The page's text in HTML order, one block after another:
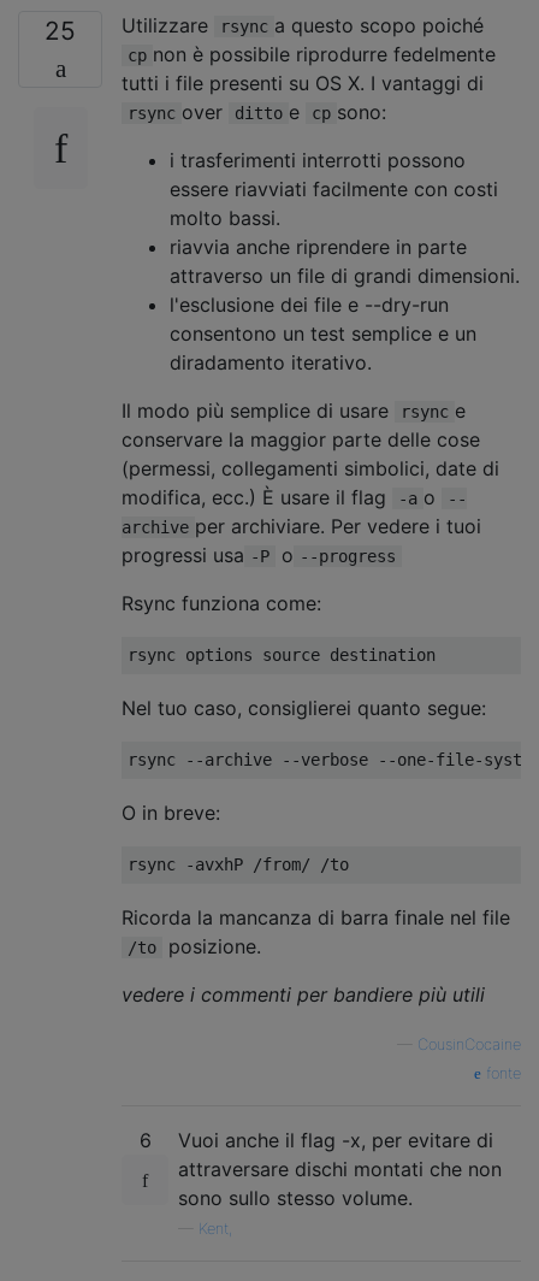
25 Utilizzare rsync a questo scopo poiché
cp non è possibile riprodurre fedelmente
tutti i file presenti su OS X. I vantaggi di
rsync over ditto e cp sono:
i trasferimenti interrotti possono
essere riavviati facilmente con costi
molto bassi.
riavvia anche riprendere in parte
attraverso un file di grandi dimensioni.
l'esclusione dei file e --dry-run
consentono un test semplice e un
diradamento iterativo.
Il modo più semplice di usare
rsync e
conservare la maggior parte delle cose
(permessi, collegamenti simbolici, date di
modifica, ecc.) È usare il flag
-a o
--
archive per archiviare. Per vedere i tuoi
progressi usa -P o --progress
Rsync funziona come:
Nel tuo caso, consiglierei quanto segue:
O in breve:
Ricorda la mancanza di barra finale nel file
/to
posizione.
vedere i commenti per bandiere più utili
CousinCocaine
fonte
6
Vuoi anche il flag -x, per evitare di
attraversare dischi montati che non
sono sullo stesso volume.
Kent,